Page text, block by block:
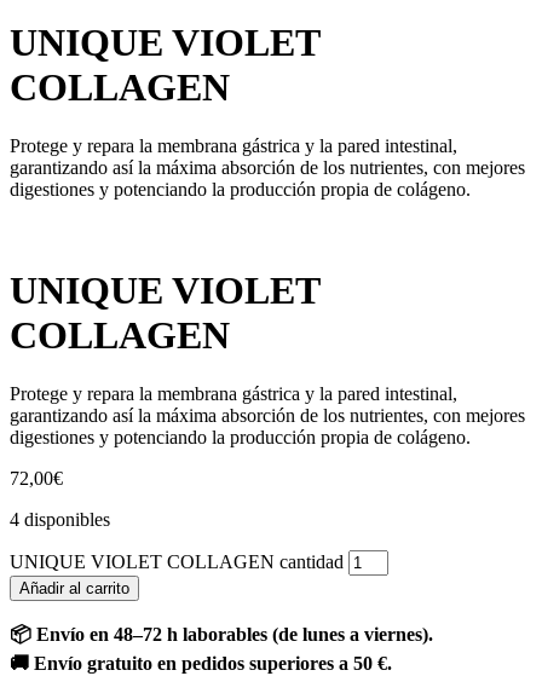
UNIQUE VIOLET
COLLAGEN
Protege y repara la membrana gástrica y la pared intestinal,
garantizando así la máxima absorción de los nutrientes, con mejores
digestiones y potenciando la producción propia de colágeno.
UNIQUE VIOLET
COLLAGEN
Protege y repara la membrana gástrica y la pared intestinal,
garantizando así la máxima absorción de los nutrientes, con mejores
digestiones y potenciando la producción propia de colágeno.
72,00€
4 disponibles
UNIQUE VIOLET COLLAGEN cantidad
Añadir al carrito
📦 Envío en 48–72 h laborables (de lunes a viernes).
🚚 Envío gratuito en pedidos superiores a 50 €.